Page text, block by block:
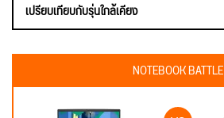
เปรียบเทียบกับรุ่นใกล้เคียง
NOTEBOOK BATTLE